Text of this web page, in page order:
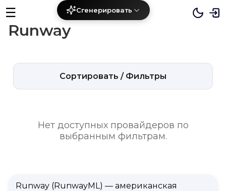
Сгенерировать
☰
Runway
Сортировать / Фильтры
Нет доступных провайдеров по
выбранным фильтрам.
Runway (RunwayML) — американская